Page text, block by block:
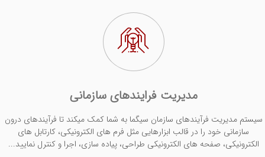
گزارش ساز (Report Builder)
به کمک گزارش ساز سیگما می توان انواع گزارش های جدولی و نموداری ساده و
پیشرفته یک سازمان یا شرکت را تحت وب و بر اساس بانک های اطلاعاتی ایجاد
شده با برنامه ساز و مدیریت فرآیندهای سازمان طراحی و تولید نمود...